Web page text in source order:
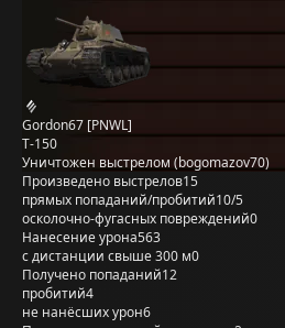
Gordon67 [PNWL]
Т-150
Уничтожен выстрелом (bogomazov70)
Произведено выстрелов15
прямых попаданий/пробитий10/5
осколочно-фугасных повреждений0
Нанесение урона563
с дистанции свыше 300 м0
Получено попаданий12
пробитий4
не нанёсших урон6